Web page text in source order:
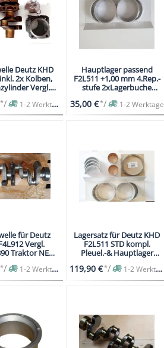
Deutz KHD
2x Kolben,
Vergl.
*/ 1-2 Werktage
Hauptlager passend
F2L511 +1,00 mm 4.Rep.-
stufe 2xLagerbuche
35,00 €*/ 1-2 Werktage
für Deutz
Vergl.
Traktor NEU
*/ 1-2 Werktage
Lagersatz für Deutz KHD
F2L511 STD kompl.
Pleuel.-& Hauptlager
119,90 €*/ 1-2 Werktage